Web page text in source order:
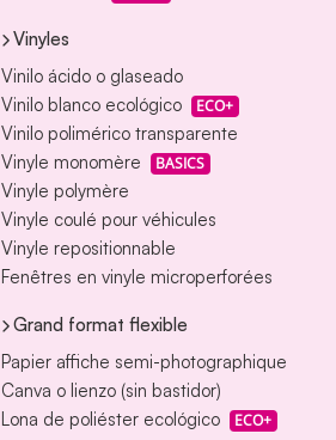
Vinyles
Vinilo ácido o glaseado
Vinilo blanco ecológico
ECO+
Vinilo polimérico transparente
Vinyle monomère
BASICS
Vinyle polymère
Vinyle coulé pour véhicules
Vinyle repositionnable
Fenêtres en vinyle microperforées
Grand format flexible
Papier affiche semi-photographique
Canva o lienzo (sin bastidor)
Lona de poliéster ecológico
ECO+